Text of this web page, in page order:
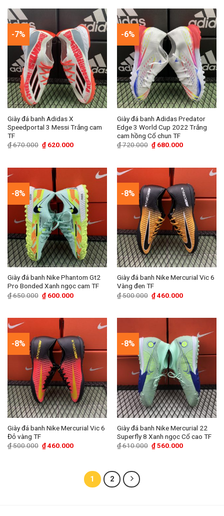
₫ 620.000.
₫ 620.000.
-7%
Giày đá banh Adidas X
Speedportal 3 Messi Trắng cam
TF
₫670.000 Giá
gốc
₫620.000Giá
₫ 620.000.
-6%
Giày đá banh Adidas Predator
Edge 3 World Cup 2022 Trắng
cam hồng Cổ chun TF
₫720.000 Giá
gốc
₫680.000Giá
₫ 680.000.
-8%
Giày đá banh Nike Phantom Gt2
Pro Bonded Xanh ngọc cam TF
₫650.000 Giá
gốc
₫600.000Giá
₫ 600.000.
-8%
Giày đá banh Nike Mercurial Vic 6
Vàng đen TF
₫500.000 Giá
gốc
₫460.000Giá
₫ 460.000.
-8%
Giày đá banh Nike Mercurial Vic 6
Đỏ vàng TF
₫500.000 Giá
gốc
₫460.000Giá
₫ 460.000.
-8%
Giày đá banh Nike Mercurial 22
Superfly 8 Xanh ngọc Cổ cao TF
₫610.000 Giá
gốc
₫560.000Giá
1 2